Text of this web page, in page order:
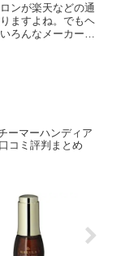
ンが楽天などの通
ますよね。でもヘ
ろんなメーカーか
ーマーハンディア
コミ評判まとめ